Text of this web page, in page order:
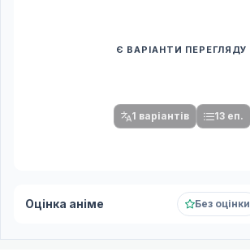
Є ВАРІАНТИ ПЕРЕГЛЯДУ
1 варіантів 13 еп.
Оцінка аніме Без оцінки